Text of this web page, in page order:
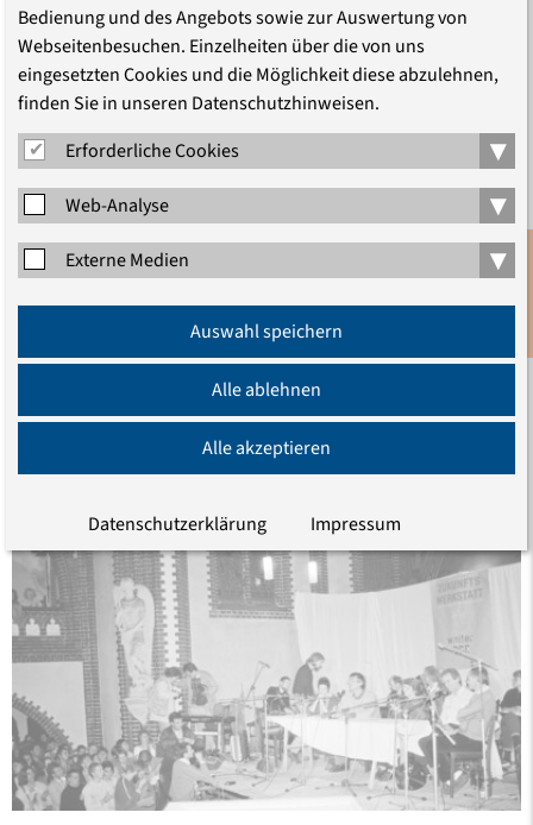
Erfahrungen rund ums Pfarramt vor
und nach der Einheit
Ein Gespräch zwischen den Generationen
Pfarrerinnen und Pfarrer gehörten in der DDR zu den
prägenden gesellschaftlichen Akteuren: Sie schufen
Freiheitsräume, stellten Fragen nach Gerechtigkeit,
Frieden und Bewahrung der Schöpfung. Sie gaben
wichtige Impulse für die Friedliche Revolution und
begleiteten den Weg zur deutschen Einheit. …
Anmeldung
Bedienung und des Angebots sowie zur Auswertung von
Webseitenbesuchen. Einzelheiten über die von uns
eingesetzten Cookies und die Möglichkeit diese abzulehnen,
finden Sie in unseren Datenschutzhinweisen.
Erforderliche Cookies
▾
Web-Analyse ▾
Externe Medien ▾
Auswahl speichern
Alle ablehnen
Alle akzeptieren
Datenschutzerklärung Impressum